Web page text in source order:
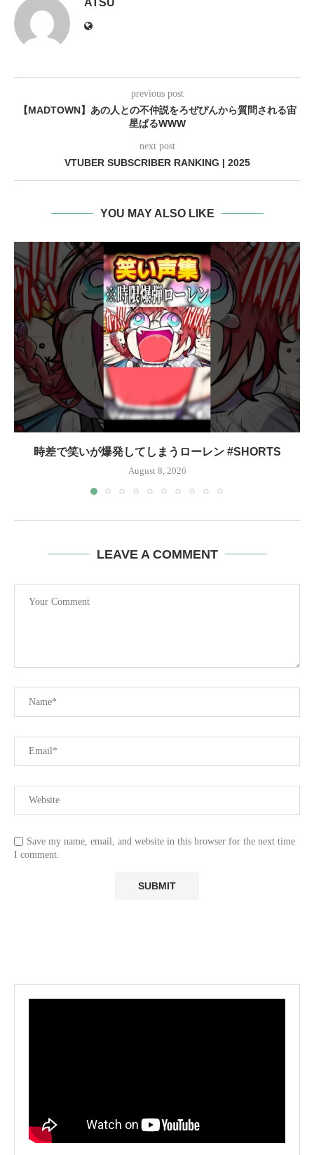
ATSU
previous post
【MADTOWN】あの人との不仲説をろぜぴんから質問される宙
星ぱるWWW
next post
VTUBER SUBSCRIBER RANKING | 2025
YOU MAY ALSO LIKE
時差で笑いが爆発してしまうローレン #SHORTS
August 8, 2026
LEAVE A COMMENT
Save my name, email, and website in this browser for the next time
I comment.